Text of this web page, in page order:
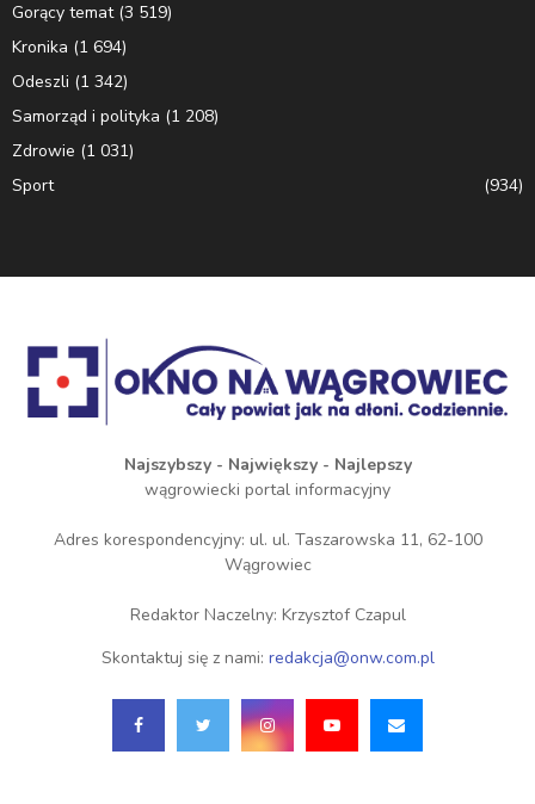
Gorący temat(3 519)
Kronika (1 694)
Odeszli (1 342)
Samorząd i polityka (1 208)
Zdrowie (1 031)
Sport
(934)
Najszybszy - Największy - Najlepszy
wągrowiecki portal informacyjny
Adres korespondencyjny: ul. ul. Taszarowska 11, 62-100
Wągrowiec
Redaktor Naczelny: Krzysztof Czapul
Skontaktuj się z nami: redakcja@onw.com.pl